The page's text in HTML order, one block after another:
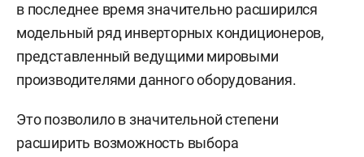
в последнее время значительно расширился
модельный ряд инверторных кондиционеров,
представленный ведущими мировыми
производителями данного оборудования.
Это позволило в значительной степени
расширить возможность выбора